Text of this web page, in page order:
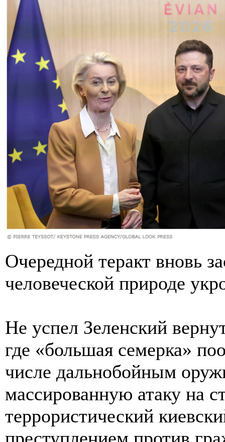
Очередной теракт вновь
человеческой природе
Не успел Зеленский
где «большая семерка»
числе дальнобойным
массированную атаку на
террористический